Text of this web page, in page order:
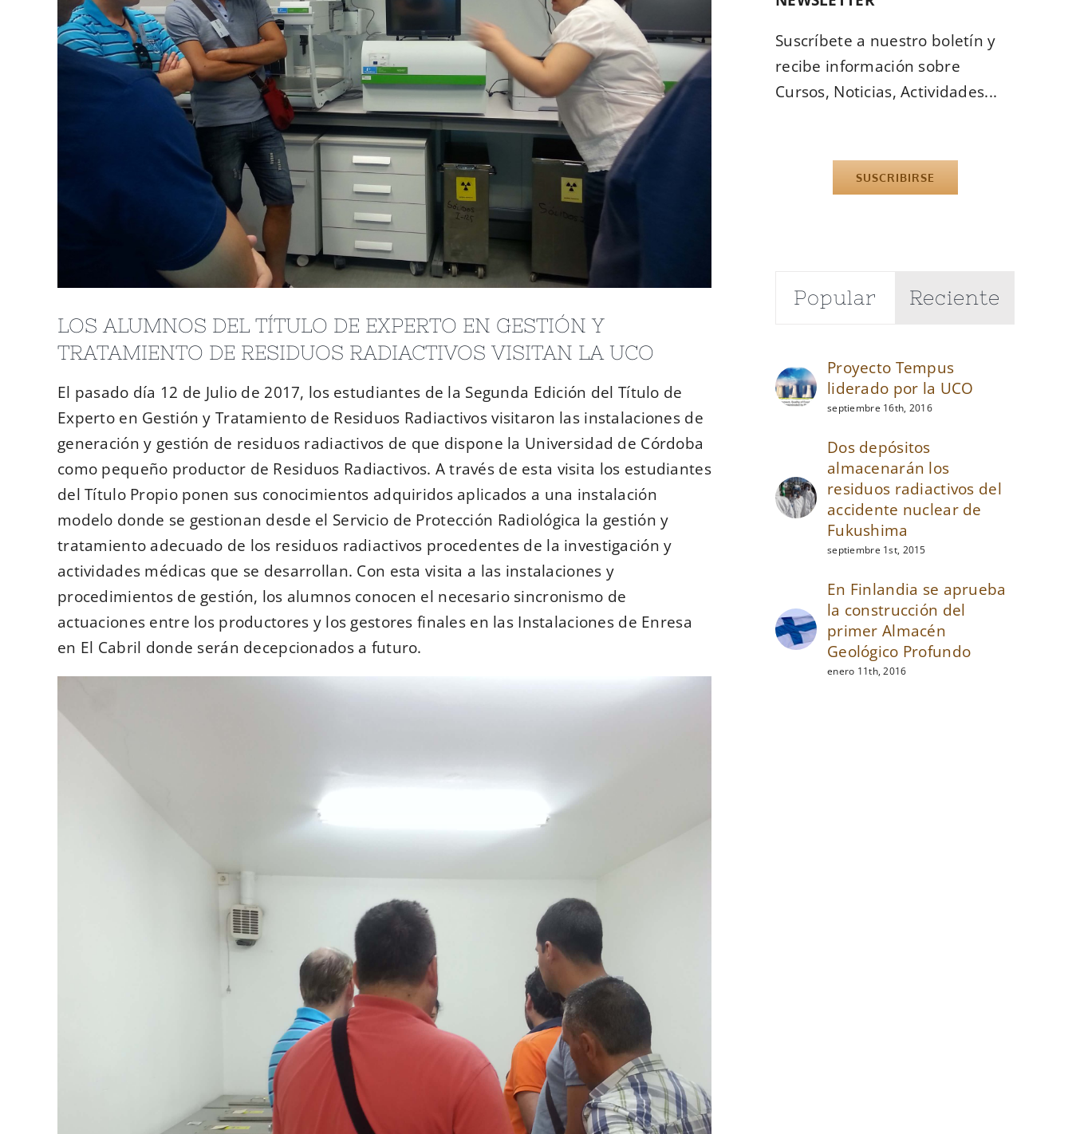
LOS ALUMNOS DEL TÍTULO DE EXPERTO EN GESTIÓN Y
TRATAMIENTO DE RESIDUOS RADIACTIVOS VISITAN LA UCO
El pasado día 12 de Julio de 2017, los estudiantes de la Segunda Edición del Título de
Experto en Gestión y Tratamiento de Residuos Radiactivos visitaron las instalaciones de
generación y gestión de residuos radiactivos de que dispone la Universidad de Córdoba
como pequeño productor de Residuos Radiactivos. A través de esta visita los estudiantes
del Título Propio ponen sus conocimientos adquiridos aplicados a una instalación
modelo donde se gestionan desde el Servicio de Protección Radiológica la gestión y
tratamiento adecuado de los residuos radiactivos procedentes de la investigación y
actividades médicas que se desarrollan. Con esta visita a las instalaciones y
procedimientos de gestión, los alumnos conocen el necesario sincronismo de
actuaciones entre los productores y los gestores finales en las Instalaciones de Enresa
en El Cabril donde serán decepcionados a futuro.
Suscríbete a nuestro boletín y
recibe información sobre
Cursos, Noticias, Actividades...
SUSCRIBIRSE
Popular Reciente
Proyecto Tempus
liderado por la UCO
septiembre 16th, 2016
Dos depósitos
almacenarán los
residuos radiactivos del
accidente nuclear de
Fukushima
septiembre 1st, 2015
En Finlandia se aprueba
la construcción del
primer Almacén
Geológico Profundo
enero 11th, 2016